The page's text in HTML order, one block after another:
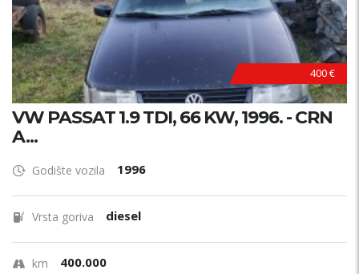
400 €
VW PASSAT 1.9 TDI, 66 KW, 1996. - CRN
A...
Godište vozila 1996
Vrsta goriva diesel
km 400.000